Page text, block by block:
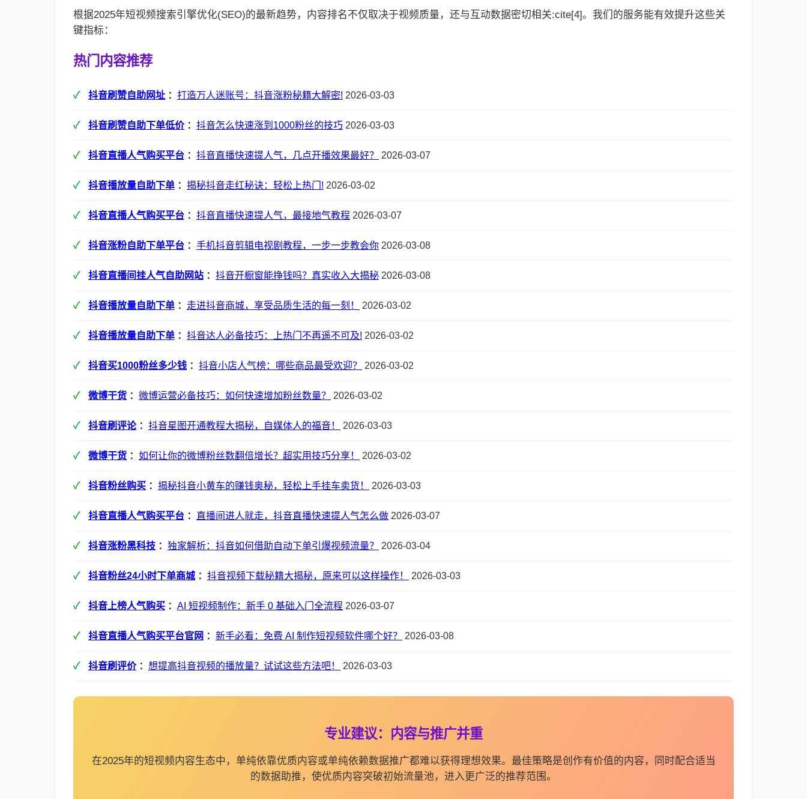
根据2025年短视频搜索引擎优化(SEO)的最新趋势，内容排名不仅取决于视频质量，还与互动数据密切相关:cite[4]。我们的服务能有效提升这些关
键指标：
热门内容推荐
抖音刷赞自助网址 ： 打造万人迷账号：抖音涨粉秘籍大解密! 2026-03-03
抖音刷赞自助下单低价： 抖音怎么快速涨到1000粉丝的技巧 2026-03-03
抖音直播人气购买平台 ： 抖音直播快速提人气，几点开播效果最好？ 2026-03-07
抖音播放量自助下单 ： 揭秘抖音走红秘诀：轻松上热门! 2026-03-02
抖音直播人气购买平台 ： 抖音直播快速提人气，最接地气教程 2026-03-07
抖音涨粉自助下单平台 ： 手机抖音剪辑电视剧教程，一步一步教会你 2026-03-08
抖音直播间挂人气自助网站 ： 抖音开橱窗能挣钱吗？真实收入大揭秘 2026-03-08
抖音播放量自助下单 ： 走进抖音商城，享受品质生活的每一刻！ 2026-03-02
抖音播放量自助下单 ： 抖音达人必备技巧：上热门不再遥不可及! 2026-03-02
抖音买1000粉丝多少钱 ： 抖音小店人气榜：哪些商品最受欢迎？ 2026-03-02
微博干货 ： 微博运营必备技巧：如何快速增加粉丝数量？ 2026-03-02
抖音刷评论： 抖音星图开通教程大揭秘，自媒体人的福音！ 2026-03-03
微博干货 ： 如何让你的微博粉丝数翻倍增长？超实用技巧分享！ 2026-03-02
抖音粉丝购买 ： 揭秘抖音小黄车的赚钱奥秘，轻松上手挂车卖货！ 2026-03-03
抖音直播人气购买平台 ： 直播间进人就走，抖音直播快速提人气怎么做 2026-03-07
抖音涨粉黑科技 ： 独家解析：抖音如何借助自动下单引爆视频流量？ 2026-03-04
抖音粉丝24小时下单商城： 抖音视频下载秘籍大揭秘，原来可以这样操作！ 2026-03-03
抖音上榜人气购买 ： AI 短视频制作：新手 0 基础入门全流程 2026-03-07
抖音直播人气购买平台官网 ： 新手必看：免费 AI 制作短视频软件哪个好？ 2026-03-08
抖音刷评价： 想提高抖音视频的播放量？试试这些方法吧！ 2026-03-03
专业建议：内容与推广并重
在2025年的短视频内容生态中，单纯依靠优质内容或单纯依赖数据推广都难以获得理想效果。最佳策略是创作有价值的内容，同时配合适当
的数据助推，使优质内容突破初始流量池，进入更广泛的推荐范围。